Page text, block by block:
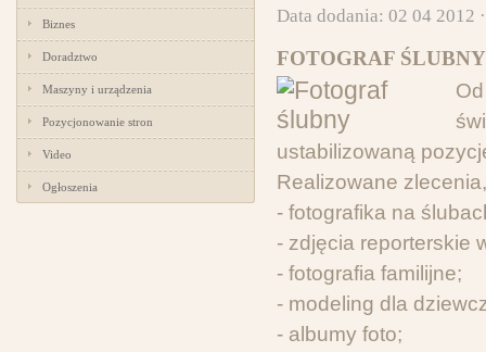
Biznes
Doradztwo
Maszyny i urządzenia
Pozycjonowanie stron
Video
Ogłoszenia
Data dodania: 02 04 2012
FOTOGRAF
ustabilizowaną
Realizowane
- fotografika na
- zdjęcia reporterskie
- fotografia familijne;
- modeling dla
- albumy foto;